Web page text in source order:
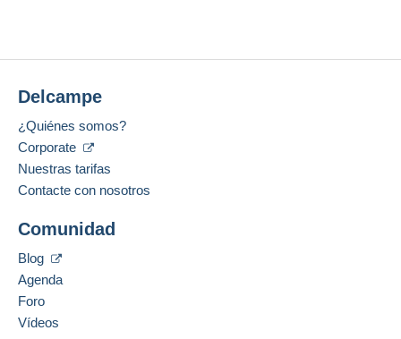
Delcampe
¿Quiénes somos?
Corporate
Nuestras tarifas
Contacte con nosotros
Comunidad
Blog
Agenda
Foro
Vídeos